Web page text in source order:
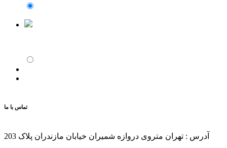
تماس با ما
آدرس : تهران متروی دروازه شمیران خیابان مازندران پلاک 203